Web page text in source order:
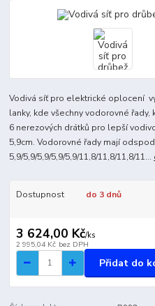
Vodivá síť pro elektrické oplocení
lanky, kde všechny vodorovné
6 nerezových drátků pro lepší
5,9cm. Vodorovné řady mají
5,9/5,9/5,9/5,9/5,9/11,8/11,8/11,8/11...
Dostupnost do 3 dnů
3 624,00 Kč/ks
2 995,04 Kč bez DPH
Přidat do